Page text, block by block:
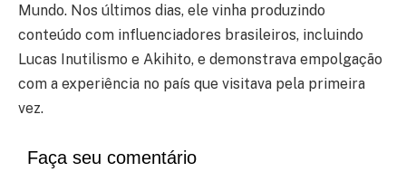
Mundo. Nos últimos dias, ele vinha produzindo
conteúdo com influenciadores brasileiros, incluindo
Lucas Inutilismo e Akihito, e demonstrava empolgação
com a experiência no país que visitava pela primeira
vez.
Faça seu comentário